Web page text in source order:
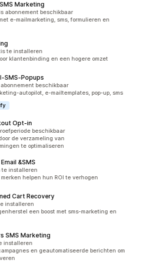
Marketing
abonnement beschikbaar
e-mailmarketing, sms, formulieren en
te installeren
klantenbinding en een hogere omzet
beschikbaar
autopilot, e-mailtemplates, pop-up, sms
Opt‑in
beschikbaar
de verzameling van
te optimaliseren
&SMS
te installeren
helpen hun ROI te verhogen
Cart Recovery
installeren
een boost met sms-marketing en
SMS Marketing
installeren
en geautomatiseerde berichten om